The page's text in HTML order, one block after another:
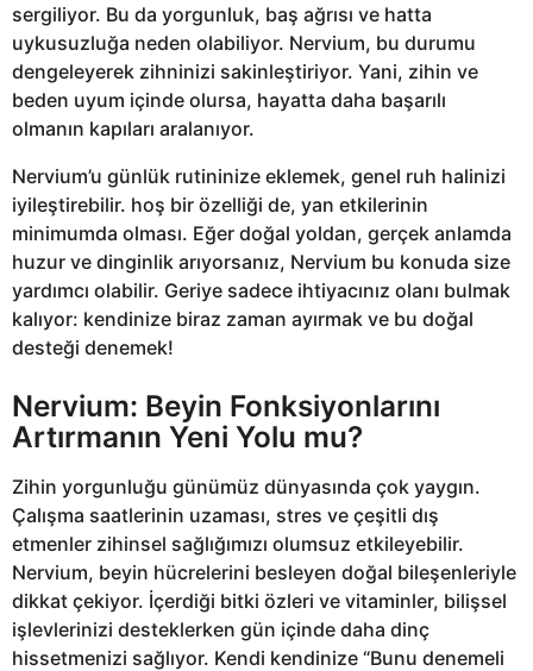
sergiliyor. Bu da yorgunluk, baş ağrısı ve hatta
uykusuzluğa neden olabiliyor. Nervium, bu durumu
dengeleyerek zihninizi sakinleştiriyor. Yani, zihin ve
beden uyum içinde olursa, hayatta daha başarılı
olmanın kapıları aralanıyor.
Nervium’u günlük rutininize eklemek, genel ruh halinizi
iyileştirebilir. hoş bir özelliği de, yan etkilerinin
minimumda olması. Eğer doğal yoldan, gerçek anlamda
huzur ve dinginlik arıyorsanız, Nervium bu konuda size
yardımcı olabilir. Geriye sadece ihtiyacınız olanı bulmak
kalıyor: kendinize biraz zaman ayırmak ve bu doğal
desteği denemek!
Nervium: Beyin Fonksiyonlarını
Artırmanın Yeni Yolu mu?
Zihin yorgunluğu günümüz dünyasında çok yaygın.
Çalışma saatlerinin uzaması, stres ve çeşitli dış
etmenler zihinsel sağlığımızı olumsuz etkileyebilir.
Nervium, beyin hücrelerini besleyen doğal bileşenleriyle
dikkat çekiyor. İçerdiği bitki özleri ve vitaminler, bilişsel
işlevlerinizi desteklerken gün içinde daha dinç
hissetmenizi sağlıyor. Kendi kendinize “Bunu denemeli